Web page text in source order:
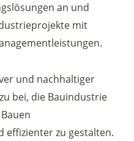
an und
mit
und nachhaltiger
bei, die Bauindustrie
effizienter zu gestalten.